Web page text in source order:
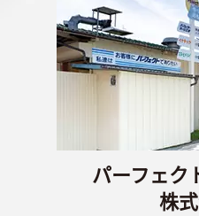
パーフェク
株